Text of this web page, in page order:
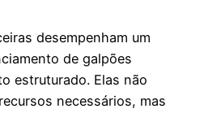
desempenham um
de galpões
estruturado. Elas não
necessários, mas